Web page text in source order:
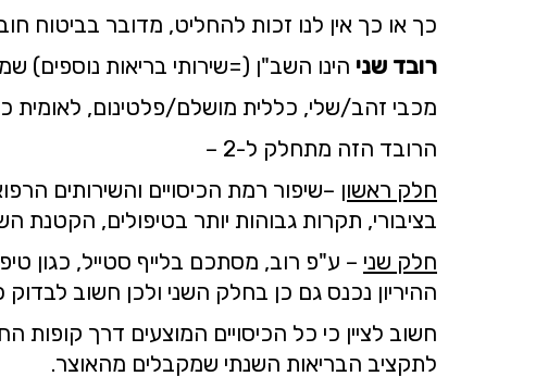
כך או כך אין לנו זכות להחליט, מדובר בביטוח
רובד שני הינו השב"ן (=שירותי בריאות נוספים)
מכבי זהב/שלי, כללית מושלם/פלטינום,
הרובד הזה מתחלק ל-2 –
חלק ראשון –שיפור רמת הכיסויים והשירותים
בציבורי, תקרות גבוהות יותר בטיפולים, הקטנת
חלק שני – ע"פ רוב, מסתכם בלייף סטייל, כגון
ההיריון נכנס גם כן בחלק השני ולכן חשוב
חשוב לציין כי כל הכיסויים המוצעים דרך קופות
לתקציב הבריאות השנתי שמקבלים מהאוצר.